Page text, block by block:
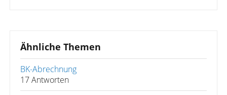
Ähnliche Themen
BK-Abrechnung
17 Antworten